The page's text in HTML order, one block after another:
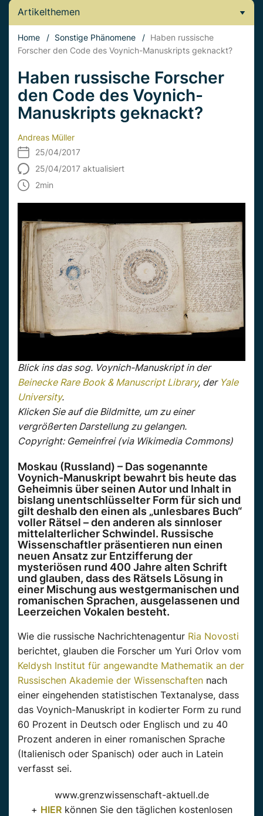
Artikelthemen
Home / Sonstige Phänomene / Haben russische
Forscher den Code des Voynich-Manuskripts geknackt?
Haben russische Forscher
den Code des Voynich-
Manuskripts geknackt?
Andreas Müller
25/04/2017
25/04/2017 aktualisiert
2min
Blick ins das sog. Voynich-Manuskript in der
Beinecke Rare Book & Manuscript Library, der Yale
University.
Klicken Sie auf die Bildmitte, um zu einer
vergrößerten Darstellung zu gelangen.
Copyright: Gemeinfrei (via Wikimedia Commons)
Moskau (Russland) – Das sogenannte
Voynich-Manuskript bewahrt bis heute das
Geheimnis über seinen Autor und Inhalt in
bislang unentschlüsselter Form für sich und
gilt deshalb den einen als „unlesbares Buch“
voller Rätsel – den anderen als sinnloser
mittelalterlicher Schwindel. Russische
Wissenschaftler präsentieren nun einen
neuen Ansatz zur Entzifferung der
mysteriösen rund 400 Jahre alten Schrift
und glauben, dass des Rätsels Lösung in
einer Mischung aus westgermanischen und
romanischen Sprachen, ausgelassenen und
Leerzeichen Vokalen besteht.
Wie die russische Nachrichtenagentur Ria Novosti
berichtet, glauben die Forscher um Yuri Orlov vom
Keldysh Institut für angewandte Mathematik an der
Russischen Akademie der Wissenschaften nach
einer eingehenden statistischen Textanalyse, dass
das Voynich-Manuskript in kodierter Form zu rund
60 Prozent in Deutsch oder Englisch und zu 40
Prozent anderen in einer romanischen Sprache
(Italienisch oder Spanisch) oder auch in Latein
verfasst sei.
www.grenzwissenschaft-aktuell.de
+ HIERkönnen Sie den täglichen kostenlosen